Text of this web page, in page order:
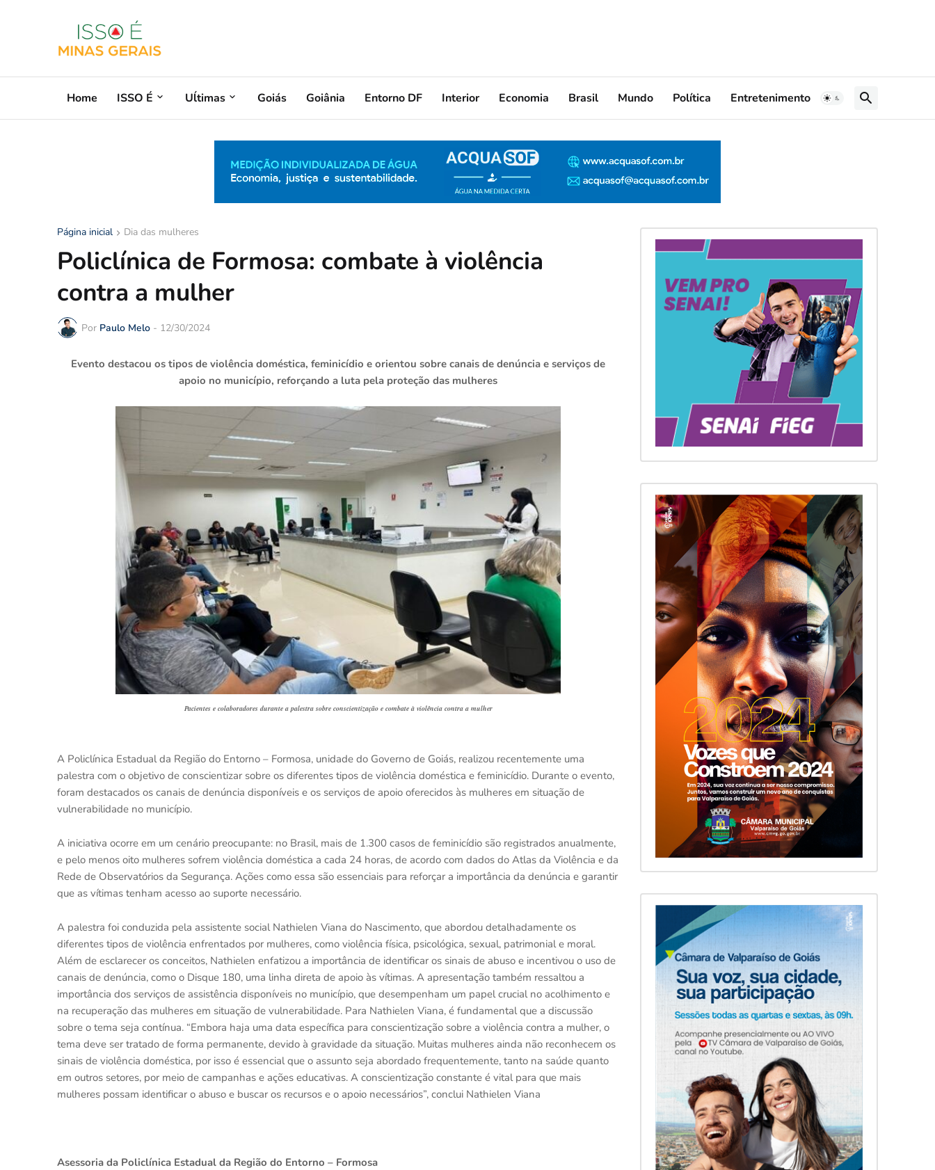
Home ISSO É Uĺtimas Goiás Goiânia Entorno DF Interior Economia Brasil Mundo Política Entretenimento
Página inicial Dia das mulheres
Policlínica de Formosa: combate à violência
contra a mulher
Por Paulo Melo - 12/30/2024
Evento destacou os tipos de violência doméstica, feminicídio e orientou sobre canais de denúncia e serviços de
apoio no município, reforçando a luta pela proteção das mulheres
Pacientes e colaboradores durante a palestra sobre conscientização e combate à violência contra a mulher
A Policlínica Estadual da Região do Entorno – Formosa, unidade do Governo de Goiás, realizou recentemente uma
palestra com o objetivo de conscientizar sobre os diferentes tipos de violência doméstica e feminicídio. Durante o evento,
foram destacados os canais de denúncia disponíveis e os serviços de apoio oferecidos às mulheres em situação de
vulnerabilidade no município.
A iniciativa ocorre em um cenário preocupante: no Brasil, mais de 1.300 casos de feminicídio são registrados anualmente,
e pelo menos oito mulheres sofrem violência doméstica a cada 24 horas, de acordo com dados do Atlas da Violência e da
Rede de Observatórios da Segurança. Ações como essa são essenciais para reforçar a importância da denúncia e garantir
que as vítimas tenham acesso ao suporte necessário.
A palestra foi conduzida pela assistente social Nathielen Viana do Nascimento, que abordou detalhadamente os
diferentes tipos de violência enfrentados por mulheres, como violência física, psicológica, sexual, patrimonial e moral.
Além de esclarecer os conceitos, Nathielen enfatizou a importância de identificar os sinais de abuso e incentivou o uso de
canais de denúncia, como o Disque 180, uma linha direta de apoio às vítimas. A apresentação também ressaltou a
importância dos serviços de assistência disponíveis no município, que desempenham um papel crucial no acolhimento e
na recuperação das mulheres em situação de vulnerabilidade. Para Nathielen Viana, é fundamental que a discussão
sobre o tema seja contínua. “Embora haja uma data específica para conscientização sobre a violência contra a mulher, o
tema deve ser tratado de forma permanente, devido à gravidade da situação. Muitas mulheres ainda não reconhecem os
sinais de violência doméstica, por isso é essencial que o assunto seja abordado frequentemente, tanto na saúde quanto
em outros setores, por meio de campanhas e ações educativas. A conscientização constante é vital para que mais
mulheres possam identificar o abuso e buscar os recursos e o apoio necessários”, conclui Nathielen Viana
Asessoria da Policlínica Estadual da Região do Entorno – Formosa